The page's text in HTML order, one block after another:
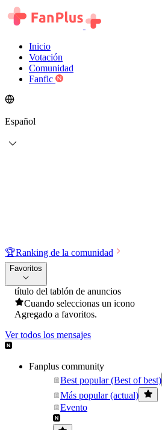
Inicio
Votación
Comunidad
Fanfic
Español
🏆Ranking de la comunidad
Favoritos
título del tablón de anuncios
Cuando seleccionas un icono
Agregado a favoritos.
Ver todos los mensajes
Fanplus community
Best popular (Best of best)
Más popular (actual)
Evento